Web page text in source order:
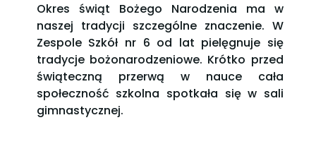
Okres świąt Bożego Narodzenia ma w
naszej tradycji szczególne znaczenie. W
Zespole Szkół nr 6 od lat pielęgnuje się
tradycje bożonarodzeniowe. Krótko przed
świąteczną przerwą w nauce cała
społeczność szkolna spotkała się w sali
gimnastycznej.